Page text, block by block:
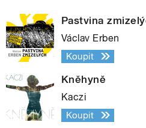
Pastvina
Václav Erben
Koupit
Kněhyně
Kaczi
Koupit